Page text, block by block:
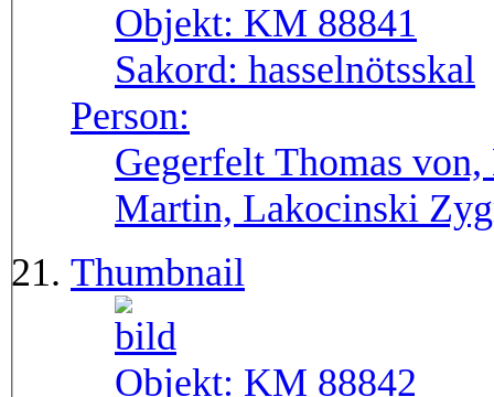
Objekt: KM 88841
Sakord: hasselnötsskal
Person:
Gegerfelt Thomas
Martin, Lakocinski
Thumbnail
Objekt: KM 88842